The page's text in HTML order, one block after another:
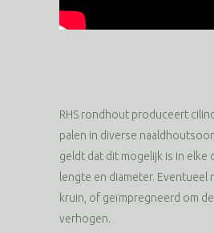
RHS rondhout produceert
palen in diverse
geldt dat dit mogelijk is in elke
lengte en diameter. Eventueel
kruin, of geïmpregneerd om
verhogen.